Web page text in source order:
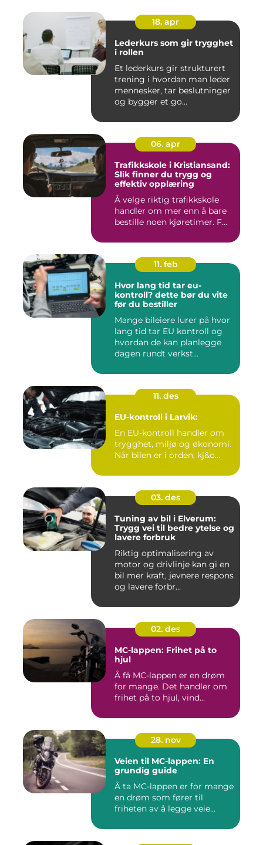
18. apr
Lederkurs som gir trygghet
i rollen
Et lederkurs gir strukturert
trening i hvordan man leder
mennesker, tar beslutninger
og bygger et go...
06. apr
Trafikkskole i Kristiansand:
Slik finner du trygg og
effektiv opplæring
Å velge riktig trafikkskole
handler om mer enn å bare
bestille noen kjøretimer. F...
11. feb
Hvor lang tid tar eu-
kontroll? dette bør du vite
før du bestiller
Mange bileiere lurer på hvor
lang tid tar EU kontroll og
hvordan de kan planlegge
dagen rundt verkst...
11. des
EU-kontroll i Larvik:
En EU-kontroll handler om
trygghet, miljø og økonomi.
Når bilen er i orden, kj&o...
03. des
Tuning av bil i Elverum:
Trygg vei til bedre ytelse og
lavere forbruk
Riktig optimalisering av
motor og drivlinje kan gi en
bil mer kraft, jevnere respons
og lavere forbr...
02. des
MC-lappen: Frihet på to
hjul
Å få MC-lappen er en drøm
for mange. Det handler om
frihet på to hjul, vind...
28. nov
Veien til MC-lappen: En
grundig guide
Å ta MC-lappen er for mange
en drøm som fører til
friheten av å legge veie...